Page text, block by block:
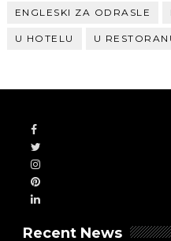
ENGLESKI ZA ODRASLE
U HOTELU U
Recent News